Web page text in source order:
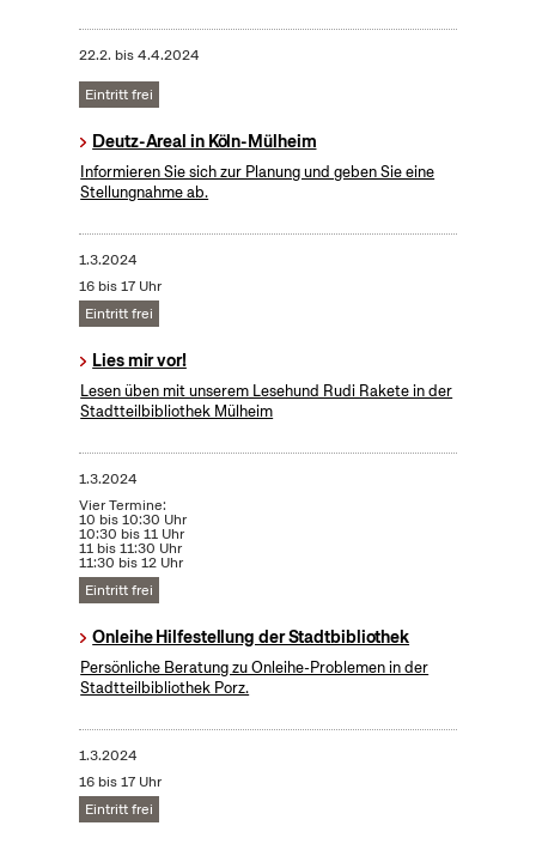
22.2. bis4.4.2024
Eintritt frei
Deutz-Areal in Köln-Mülheim
Informieren Sie sich zur Planung und geben Sie eine
Stellungnahme ab.
1.3.2024
16 bis 17 Uhr
Eintritt frei
Lies mir vor!
Lesen üben mit unserem Lesehund Rudi Rakete in der
Stadtteilbibliothek Mülheim
1.3.2024
Vier Termine:
10 bis 10:30 Uhr
10:30 bis 11 Uhr
11 bis 11:30 Uhr
11:30 bis 12 Uhr
Eintritt frei
Onleihe Hilfestellung der Stadtbibliothek
Persönliche Beratung zu Onleihe-Problemen in der
Stadtteilbibliothek Porz.
1.3.2024
16 bis 17 Uhr
Eintritt frei